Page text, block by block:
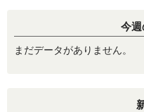
今
まだデータがありません。